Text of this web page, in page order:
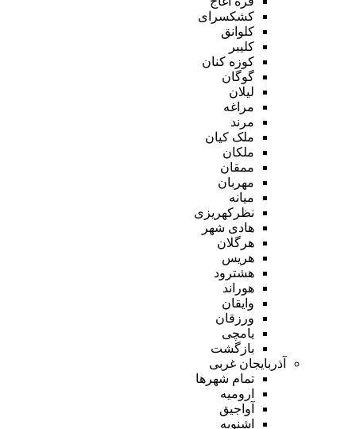
کشکسرای
کلوانق
کلیبر
کوزه کنان
گوگان
لیلان
مراغه
مرند
ملک کیان
ملکان
ممقان
مهربان
میانه
نظرکهریزی
هادی شهر
هرگلان
هریس
هشترود
هوراند
وایقان
ورزقان
یامچی
بازگشت
آذربایجان غربی
تمام شهر‌ها
ارومیه
آواجیق
اشنویه